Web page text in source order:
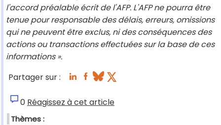
l'accord préalable écrit de l'AFP. L'AFP ne pourra être
tenue pour responsable des délais, erreurs, omissions
qui ne peuvent être exclus, ni des conséquences des
actions ou transactions effectuées sur la base de ces
informations ».
Partager sur :
0 Réagissez à cet article
Thèmes :